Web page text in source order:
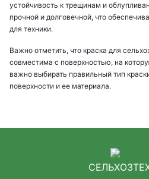
устойчивость к трещинам и
прочной и долговечной, что
для техники.
Важно отметить, что краска для
совместима с поверхностью, на
важно выбирать правильный тип
поверхности и ее материала.